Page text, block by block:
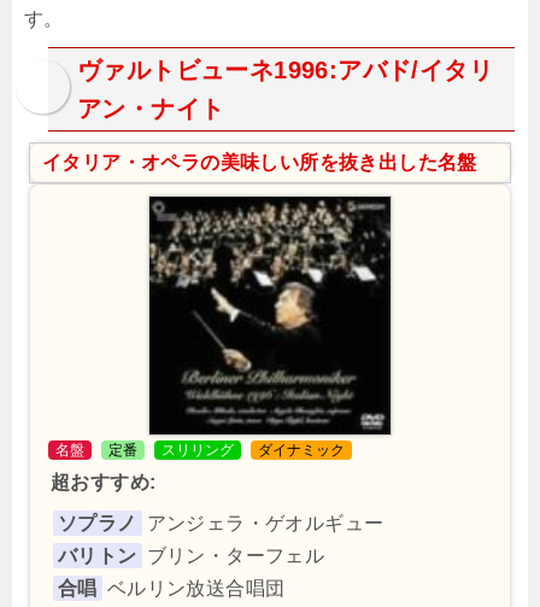
す。
ヴァルトビューネ1996:アバド/イタリ
アン・ナイト
イタリア・オペラの美味しい所を抜き出した名盤
名盤 定番 スリリング ダイナミック
超おすすめ:
ソプラノ
アンジェラ・ゲオルギュー
バリトン ブリン・ターフェル
合唱 ベルリン放送合唱団